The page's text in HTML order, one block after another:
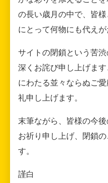
の長い歳月の中で、皆
にとって何物にも代えが
サイトの閉鎖という苦渋
深くお詫び申し上げま
にわたる並々ならぬご
礼申し上げます。
末筆ながら、皆様の今
お祈り申し上げ、閉鎖
す。
謹白